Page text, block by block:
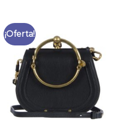
¡Oferta!